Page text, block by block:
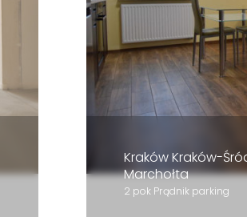
Kraków Kraków-
Marchołta
2 pok Prądnik parking